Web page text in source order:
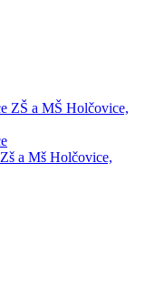
ZŠ a MŠ Holčovice,
Zš a Mš Holčovice,